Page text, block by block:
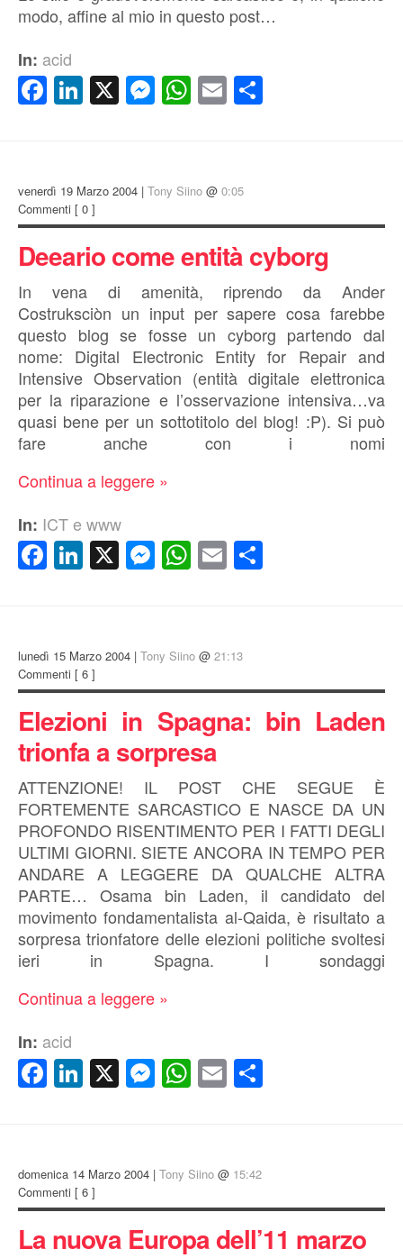
modo, affine al mio in questo post…
In: acid
Facebook
LinkedIn
X Messenger
WhatsApp
Email
venerdì 19 Marzo 2004 | Tony Siino @ 0:05
Commenti [ 0 ]
Deeario come entità cyborg
In vena di amenità, riprendo da Ander
Costruksciòn un input per sapere cosa farebbe
questo blog se fosse un cyborg partendo dal
nome: Digital Electronic Entity for Repair and
Intensive Observation (entità digitale elettronica
per la riparazione e l’osservazione intensiva…va
quasi bene per un sottotitolo del blog! :P). Si può
fare anche con i nomi
Continua a leggere »
In: ICT e www
Facebook
LinkedIn
X Messenger
WhatsApp
Email
lunedì 15 Marzo 2004 | Tony Siino @ 21:13
Commenti [ 6 ]
Elezioni in Spagna: bin Laden
trionfa a sorpresa
ATTENZIONE! IL POST CHE SEGUE È
FORTEMENTE SARCASTICO E NASCE DA UN
PROFONDO RISENTIMENTO PER I FATTI DEGLI
ULTIMI GIORNI. SIETE ANCORA IN TEMPO PER
ANDARE A LEGGERE DA QUALCHE ALTRA
PARTE… Osama bin Laden, il candidato del
movimento fondamentalista al-Qaida, è risultato a
sorpresa trionfatore delle elezioni politiche svoltesi
ieri in Spagna. I sondaggi
Continua a leggere »
In: acid
Facebook
LinkedIn
X Messenger
WhatsApp
Email
domenica 14 Marzo 2004 | Tony Siino @ 15:42
Commenti [ 6 ]
La nuova Europa dell’11 marzo